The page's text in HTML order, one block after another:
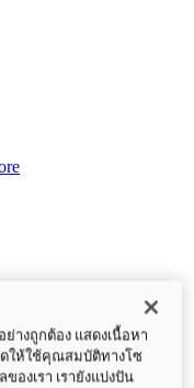
ย่างถูกต้อง แสดงเนื้อหา
ให้ใช้คุณสมบัติทางโซ
องเรา เรายังแบ่งปัน